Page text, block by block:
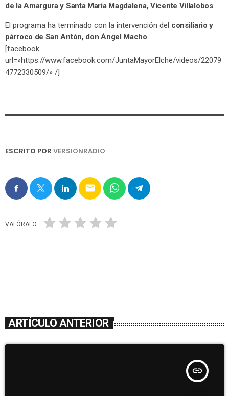
de la Amargura y Santa María Magdalena, Vicente Villalobos.
El programa ha terminado con la intervención del consiliario y
párroco de San Antón, don Ángel Macho
[facebook
url=»https://www.facebook.com/JuntaMayorElche/videos/22079
4772330509/» /]
ESCRITO POR VERSIONRADIO
email
VALÓRALO
ARTÍCULO ANTERIOR
insert_link